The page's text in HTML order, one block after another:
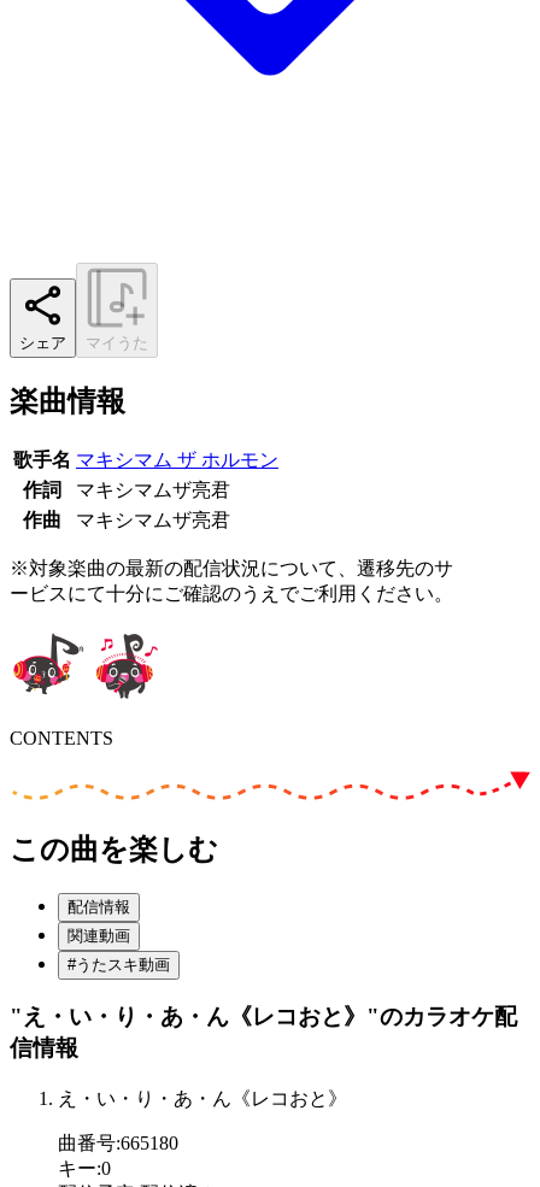
シェア マイうた
楽曲情報
歌手名 マキシマム ザ ホルモン
作詞
マキシマムザ亮君
作曲
マキシマムザ亮君
※対象楽曲の最新の配信状況について、遷移先のサ
ービスにて十分にご確認のうえでご利用ください。
CONTENTS
この曲を楽しむ
配信情報
関連動画
#うたスキ動画
"え・い・り・あ・ん《レコおと》"のカラオケ配
信情報
え・い・り・あ・ん《レコおと》
曲番号:665180
キー:0